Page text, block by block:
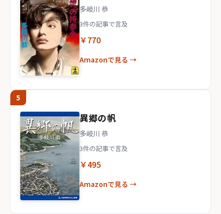
多岐川 恭
3件の記事で言及
￥770
Amazonで見る →
5
異郷の帆
多岐川 恭
3件の記事で言及
￥495
Amazonで見る →